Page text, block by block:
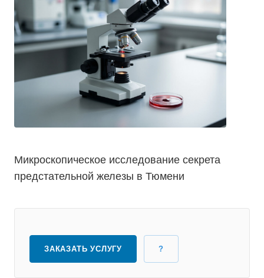
Микроскопическое исследование секрета
предстательной железы в Тюмени
ЗАКАЗАТЬ УСЛУГУ ?